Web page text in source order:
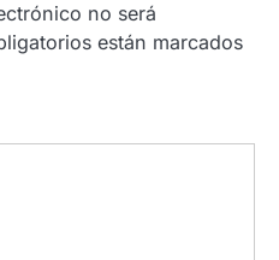
no será
están marcados